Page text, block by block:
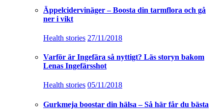
Äppelcidervinäger – Boosta din tarmflora och gå
ner i vikt
Health stories 27/11/2018
Varför är Ingefära så nyttigt? Läs storyn bakom
Lenas Ingefärsshot
Health stories 05/11/2018
Gurkmeja boostar din hälsa – Så här får du bästa